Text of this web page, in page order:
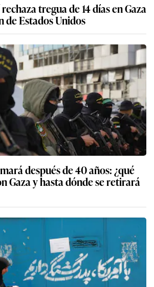
tregua de 14 días en Gaza
de Estados Unidos
después de 40 años: ¿qué
Gaza y hasta dónde se retirará